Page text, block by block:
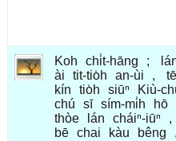
Koh chi̍t-hāng ;
ài
tit-tio̍h an-ùi ,
kín
tio̍h siūⁿ Kiù-
chú
sī sím-mi̍h hō
thòe
lán cháiⁿ-iūⁿ ,
bē chai kàu bêng ,